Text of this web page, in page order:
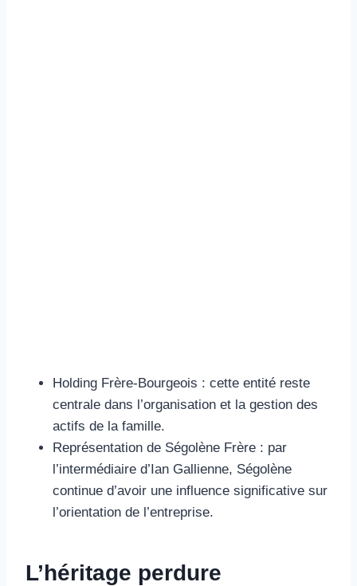
Holding Frère-Bourgeois : cette entité reste
centrale dans l’organisation et la gestion des
actifs de la famille.
Représentation de Ségolène Frère : par
l’intermédiaire d’Ian Gallienne, Ségolène
continue d’avoir une influence significative sur
l’orientation de l’entreprise.
L’héritage perdure